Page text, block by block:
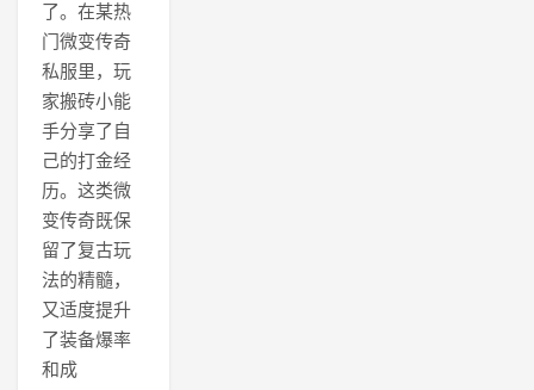
了。在某热
门微变传奇
私服里，玩
家搬砖小能
手分享了自
己的打金经
历。这类微
变传奇既保
留了复古玩
法的精髓，
又适度提升
了装备爆率
和成